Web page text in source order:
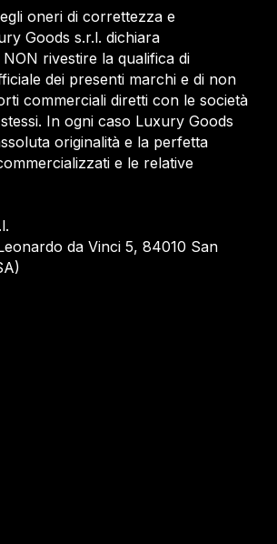
oneri di correttezza e
Goods s.r.l. dichiara
rivestire la qualifica di
dei presenti marchi e di non
commerciali diretti con le società
In ogni caso Luxury Goods
originalità e la perfetta
e le relative
da Vinci 5, 84010 San